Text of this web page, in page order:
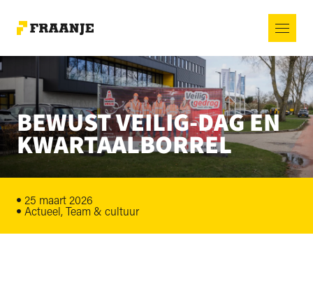
BEWUST VEILIG-DAG EN
KWARTAALBORREL
25 maart 2026
Actueel, Team & cultuur